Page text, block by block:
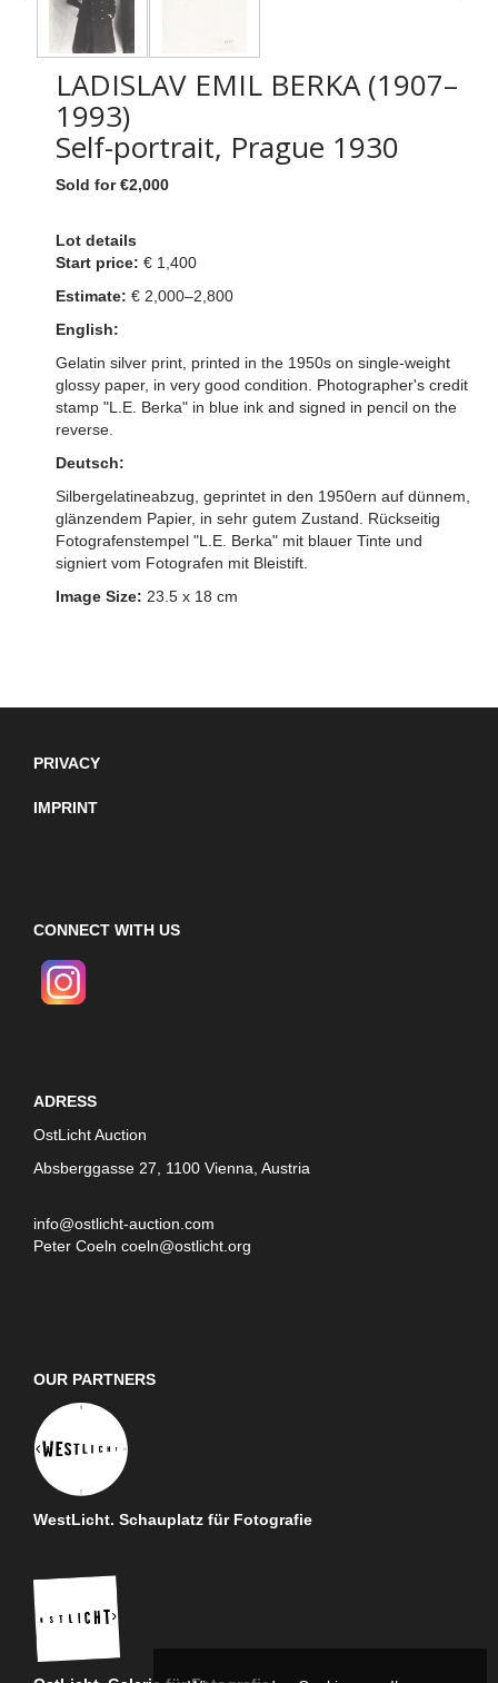
LADISLAV EMIL BERKA (1907–
1993)
Self-portrait, Prague 1930
Sold for €2,000
Lot details
Start price: € 1,400
Estimate: € 2,000–2,800
English:
Gelatin silver print, printed in the 1950s on single-weight
glossy paper, in very good condition. Photographer's credit
stamp "L.E. Berka" in blue ink and signed in pencil on the
reverse.
Deutsch:
Silbergelatineabzug, geprintet in den 1950ern auf dünnem,
glänzendem Papier, in sehr gutem Zustand. Rückseitig
Fotografenstempel "L.E. Berka" mit blauer Tinte und
signiert vom Fotografen mit Bleistift.
Image Size: 23.5 x 18 cm
PRIVACY
IMPRINT
CONNECT WITH US
ADRESS
OstLicht Auction
Absberggasse 27, 1100 Vienna, Austria
info@ostlicht-auction.com
Peter Coeln coeln@ostlicht.org
OUR PARTNERS
WestLicht. Schauplatz für Fotografie